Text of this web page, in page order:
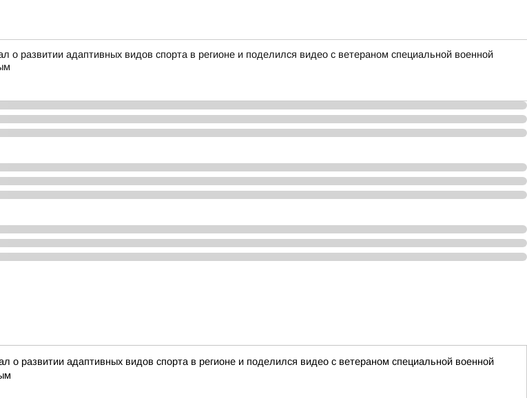
о развитии адаптивных видов спорта в регионе и поделился видео с ветераном специальной военной
о развитии адаптивных видов спорта в регионе и поделился видео с ветераном специальной военной